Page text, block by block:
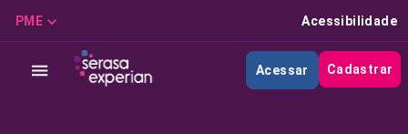
PME Acessibilidade
Acessar Cadastrar